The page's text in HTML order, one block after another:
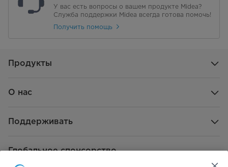
У вас есть вопросы о вашем продукте Midea?
Служба поддержки Midea всегда готова помочь!
Получить помощь
Продукты
О нас
Поддерживать
Глобальное спонсорство